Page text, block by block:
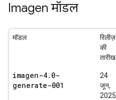
Imagen मॉडल
मॉडल
रिलीज़
की
तारीख
imagen-4. 0-
generate-001
24
जून,
2025